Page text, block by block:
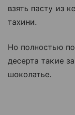
взять пасту из
тахини.
Но полностью
десерта такие
шоколатье.